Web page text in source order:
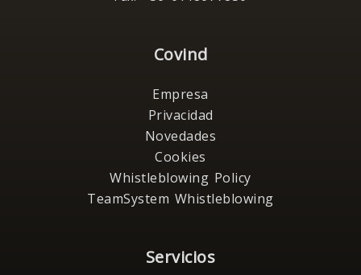
Covind
Empresa
Privacidad
Novedades
Cookies
Whistleblowing Policy
TeamSystem Whistleblowing
Servicios